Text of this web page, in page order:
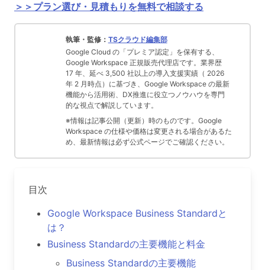
＞＞プラン選び・見積もりを無料で相談する
執筆・監修： TSクラウド編集部
Google Cloud の「プレミア認定」を保有する、
Google Workspace 正規販売代理店です。業界歴
17 年、延べ 3,500 社以上の導入支援実績（ 2026
年 2 月時点）に基づき、Google Workspace の最新
機能から活用術、DX推進に役立つノウハウを専門
的な視点で解説しています。
※情報は記事公開（更新）時のものです。Google
Workspace の仕様や価格は変更される場合があるた
め、最新情報は必ず公式ページでご確認ください。
目次
Google Workspace Business Standardと
は？
Business Standardの主要機能と料金
Business Standardの主要機能